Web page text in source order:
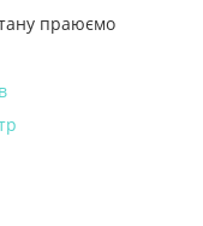
праюємо